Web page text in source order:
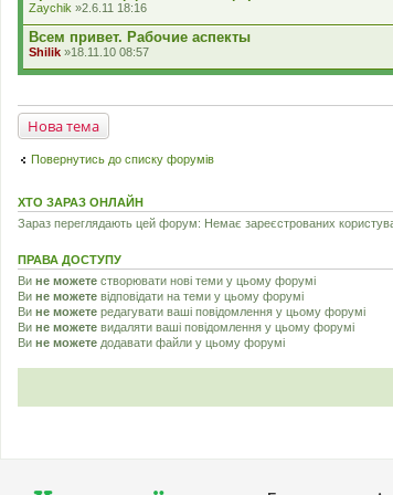
н
н
я
а
д
е
н
н
Zaychik »2.6.11 18:16
Всем привет. Рабочие аспекты
Shilik »18.11.10 08:57
Нова тема
Повернутись до списку форумів
ХТО ЗАРАЗ ОНЛАЙН
Зараз переглядають цей форум: Немає зареєстрованих
ПРАВА ДОСТУПУ
Ви не можете створювати нові теми у цьому форумі
Ви не можете відповідати на теми у цьому форумі
Ви не можете редагувати ваші повідомлення у цьому форумі
Ви не можете видаляти ваші повідомлення у цьому форумі
Ви не можете додавати файли у цьому форумі